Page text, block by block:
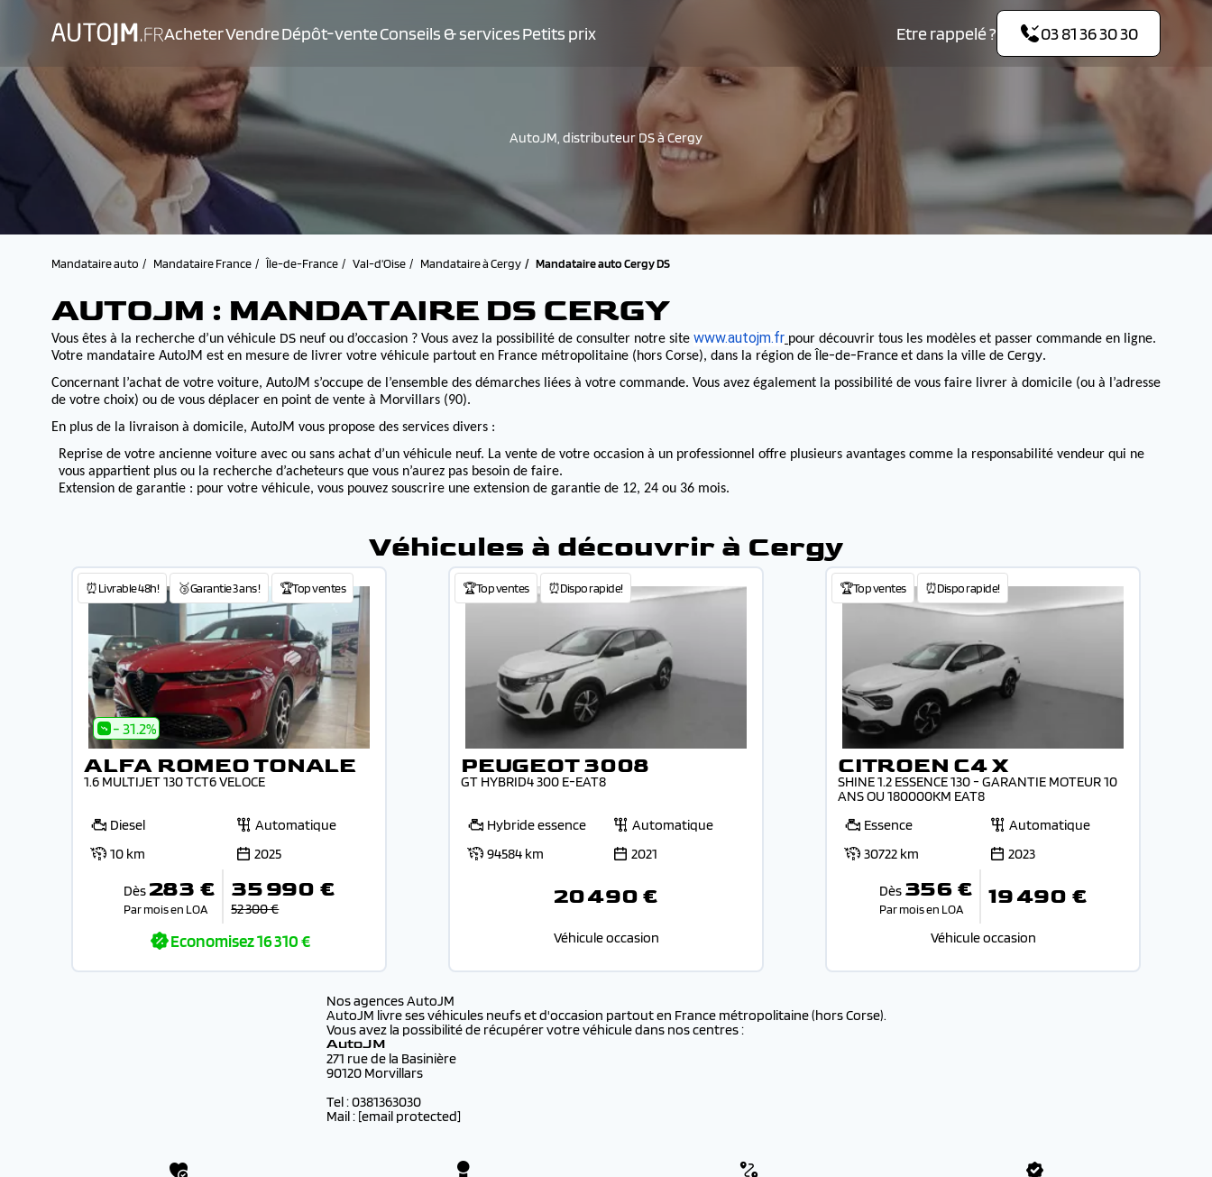
AcheterVendreDépôt-venteConseils & servicesPetits prix Etre rappelé ? 03 81 36 30 30
AutoJM, distributeur DS à Cergy
Mandataire auto Mandataire France Île-de-France Val-d'Oise Mandataire à Cergy Mandataire auto Cergy DS
AUTOJM : MANDATAIRE DS CERGY
Vous êtes à la recherche d’un véhicule DS neuf ou d’occasion ? Vous avez la possibilité de consulter notre site www.autojm.fr pour découvrir tous les modèles et passer commande en ligne.
Votre mandataire AutoJM est en mesure de livrer votre véhicule partout en France métropolitaine (hors Corse), dans la région de Île-de-Franceet dans la ville de Cergy.
Concernant l’achat de votre voiture, AutoJM s’occupe de l’ensemble des démarches liées à votre commande. Vous avez également la possibilité de vous faire livrer à domicile (ou à l’adresse
de votre choix) ou de vous déplacer en point de vente à Morvillars (90).
En plus de la livraison à domicile, AutoJM vous propose des services divers :
Reprise de votre ancienne voiture avec ou sans achat d’un véhicule neuf. La vente de votre occasion à un professionnel offre plusieurs avantages comme la responsabilité vendeur qui ne
vous appartient plus ou la recherche d’acheteurs que vous n’aurez pas besoin de faire.
Extension de garantie : pour votre véhicule, vous pouvez souscrire une extension de garantie de 12, 24 ou 36 mois.
Véhicules à découvrir à Cergy
⏰Livrable 48h! 🥉Garantie 3 ans ! 🏆Top ventes
- 31.2%
ALFA ROMEO TONALE
1.6 MULTIJET 130 TCT6 VELOCE
Diesel
Automatique
10 km
2025
Dès 283 €
Par mois en LOA
35 990 €
52 300 €
Economisez16 310 €
🏆Top ventes ⏰Dispo rapide!
PEUGEOT 3008
GT HYBRID4 300 E-EAT8
Hybride essence
Automatique
94584 km
2021
20 490 €
Véhicule occasion
🏆Top ventes ⏰Dispo rapide!
CITROEN C4 X
SHINE 1.2 ESSENCE 130 - GARANTIE MOTEUR 10
ANS OU 180000KM EAT8
Essence
Automatique
30722 km
2023
Dès 356 €
Par mois en LOA 19 490 €
Véhicule occasion
Nos agences AutoJM
AutoJM livre ses véhicules neufs et d'occasion partout en France métropolitaine (hors Corse).
Vous avez la possibilité de récupérer votre véhicule dans nos centres :
AutoJM
271 rue de la Basinière
90120 Morvillars
Tel : 0381363030
Mail : [email protected]